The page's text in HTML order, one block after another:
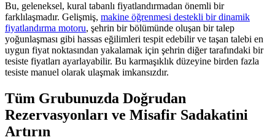
Bu, geleneksel, kural tabanlı fiyatlandırmadan önemli bir
farklılaşmadır. Gelişmiş, makine öğrenmesi destekli bir dinamik
fiyatlandırma motoru, şehrin bir bölümünde oluşan bir talep
yoğunlaşması gibi hassas eğilimleri tespit edebilir ve taşan talebi en
uygun fiyat noktasından yakalamak için şehrin diğer tarafındaki bir
tesiste fiyatları ayarlayabilir. Bu karmaşıklık düzeyine birden fazla
tesiste manuel olarak ulaşmak imkansızdır.
Tüm Grubunuzda Doğrudan
Rezervasyonları ve Misafir Sadakatini
Artırın